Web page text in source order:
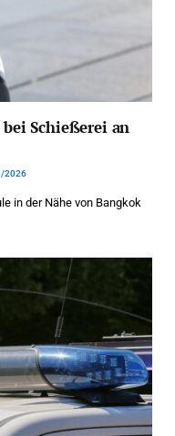
Schießerei an
2026
in der Nähe von Bangkok